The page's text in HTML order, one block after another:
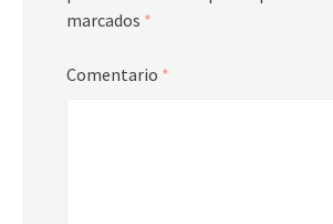
marcados *
Comentario *